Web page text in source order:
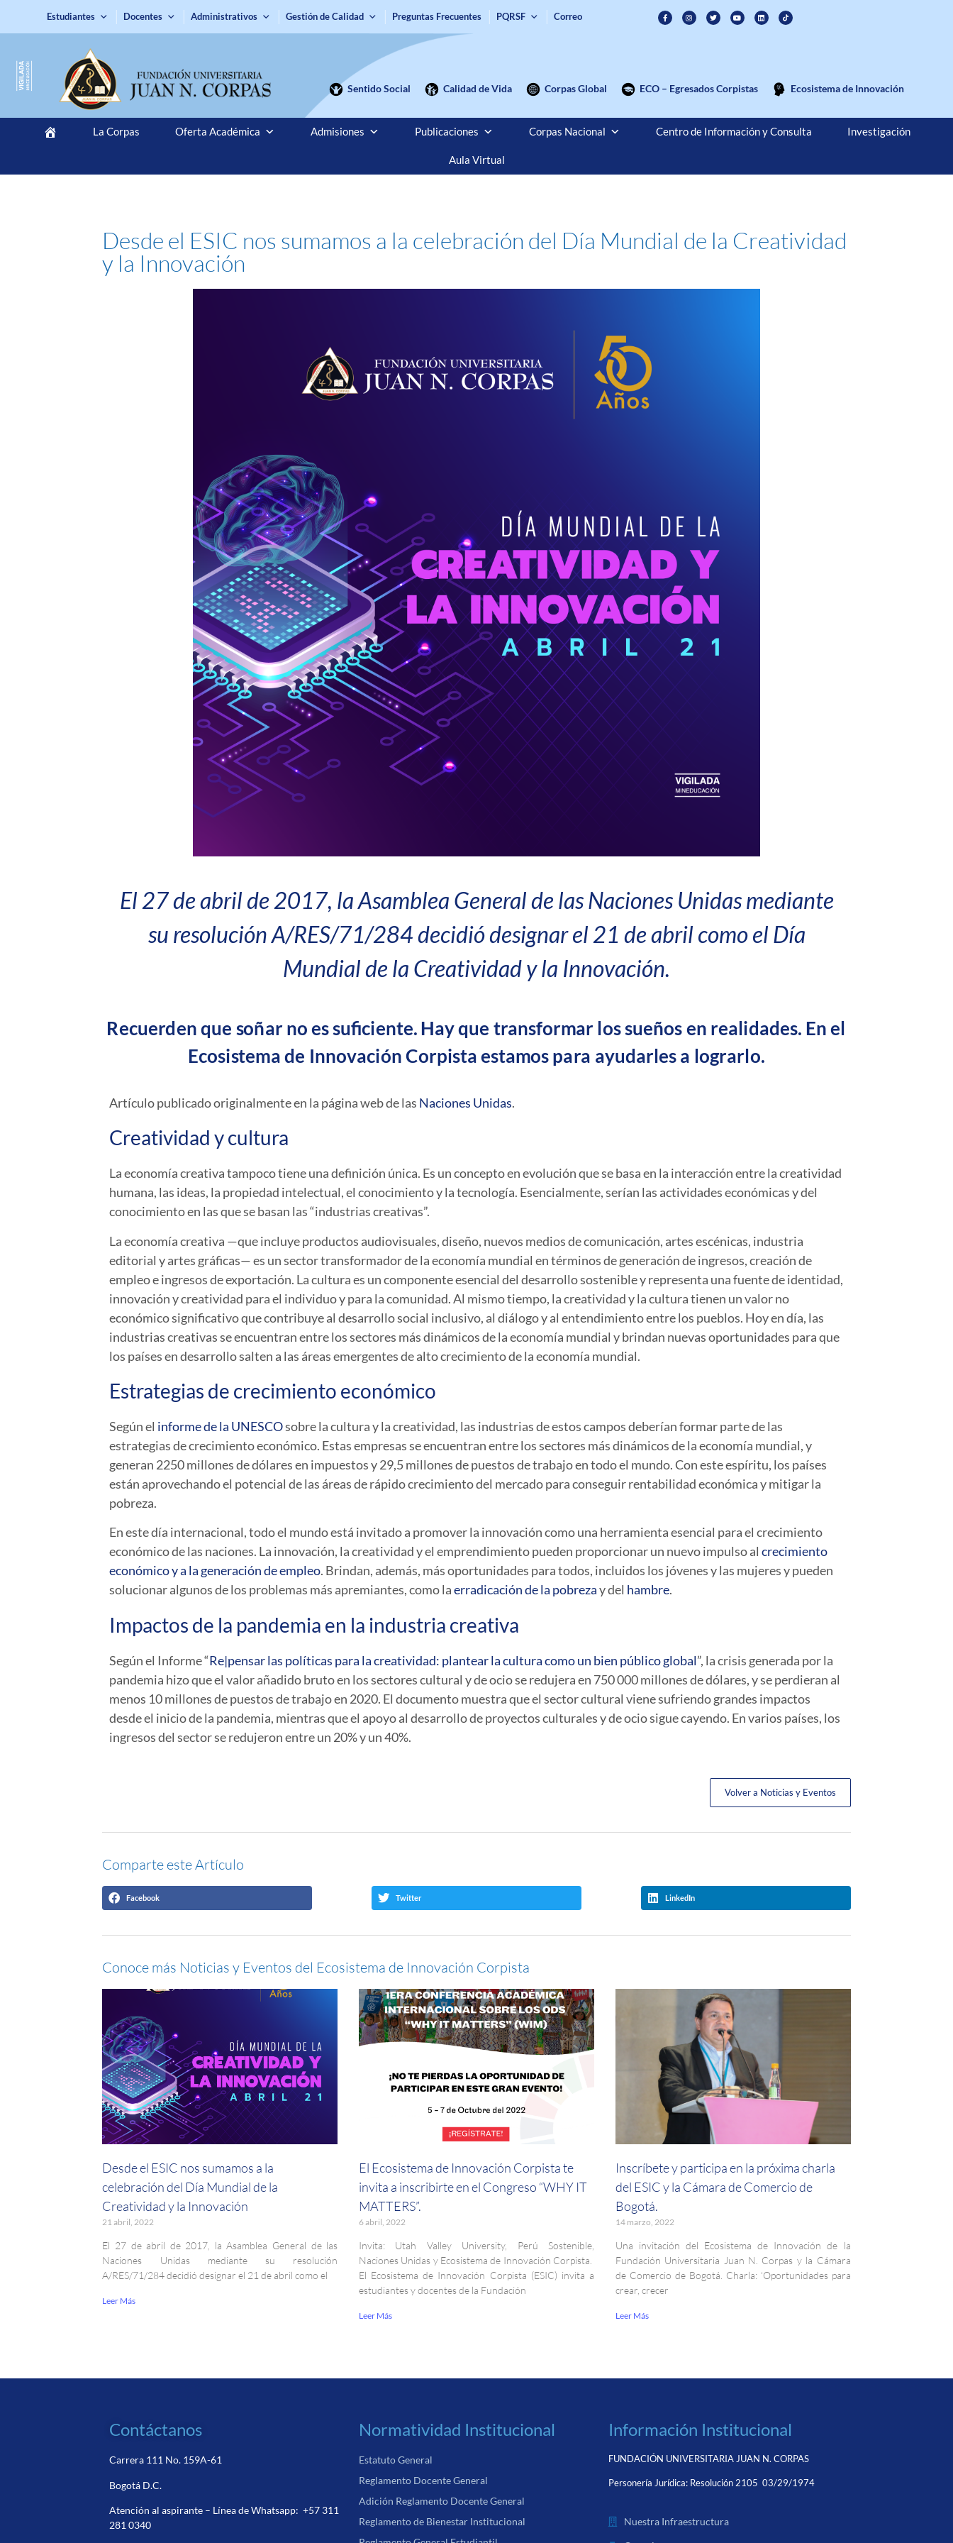
Estudiantes Docentes Administrativos Gestión de Calidad Preguntas Frecuentes PQRSF Correo
Sentido Social Calidad de Vida Corpas Global ECO – Egresados Corpistas Ecosistema de Innovación
La Corpas Oferta Académica Admisiones Publicaciones Corpas Nacional Centro de Información y Consulta Investigación
Aula Virtual
Desde el ESIC nos sumamos a la celebración del Día Mundial de la Creatividad
y la Innovación
El 27 de abril de 2017, la Asamblea General de las Naciones Unidas mediante
su resolución A/RES/71/284 decidió designar el 21 de abril como el Día
Mundial de la Creatividad y la Innovación.
Recuerden que soñar no es suficiente. Hay que transformar los sueños en realidades. En el
Ecosistema de Innovación Corpista estamos para ayudarles a lograrlo.
Artículo publicado originalmente en la página web de las Naciones Unidas.
Creatividad y cultura
La economía creativa tampoco tiene una definición única. Es un concepto en evolución que se basa en la interacción entre la creatividad
humana, las ideas, la propiedad intelectual, el conocimiento y la tecnología. Esencialmente, serían las actividades económicas y del
conocimiento en las que se basan las “industrias creativas”.
La economía creativa —que incluye productos audiovisuales, diseño, nuevos medios de comunicación, artes escénicas, industria
editorial y artes gráficas— es un sector transformador de la economía mundial en términos de generación de ingresos, creación de
empleo e ingresos de exportación. La cultura es un componente esencial del desarrollo sostenible y representa una fuente de identidad,
innovación y creatividad para el individuo y para la comunidad. Al mismo tiempo, la creatividad y la cultura tienen un valor no
económico significativo que contribuye al desarrollo social inclusivo, al diálogo y al entendimiento entre los pueblos. Hoy en día, las
industrias creativas se encuentran entre los sectores más dinámicos de la economía mundial y brindan nuevas oportunidades para que
los países en desarrollo salten a las áreas emergentes de alto crecimiento de la economía mundial.
Estrategias de crecimiento económico
Según el informe de la UNESCOsobre la cultura y la creatividad, las industrias de estos campos deberían formar parte de las
estrategias de crecimiento económico. Estas empresas se encuentran entre los sectores más dinámicos de la economía mundial, y
generan 2250 millones de dólares en impuestos y 29,5 millones de puestos de trabajo en todo el mundo. Con este espíritu, los países
están aprovechando el potencial de las áreas de rápido crecimiento del mercado para conseguir rentabilidad económica y mitigar la
pobreza.
En este día internacional, todo el mundo está invitado a promover la innovación como una herramienta esencial para el crecimiento
económico de las naciones. La innovación, la creatividad y el emprendimiento pueden proporcionar un nuevo impulso alcrecimiento
económico y a la generación de empleo. Brindan, además, más oportunidades para todos, incluidos los jóvenes y las mujeres y pueden
solucionar algunos de los problemas más apremiantes, como laerradicación de la pobrezay del hambre.
Impactos de la pandemia en la industria creativa
Según el Informe “Re|pensar las políticas para la creatividad: plantear la cultura como un bien público global”, la crisis generada por la
pandemia hizo que el valor añadido bruto en los sectores cultural y de ocio se redujera en 750 000 millones de dólares, y se perdieran al
menos 10 millones de puestos de trabajo en 2020. El documento muestra que el sector cultural viene sufriendo grandes impactos
desde el inicio de la pandemia, mientras que el apoyo al desarrollo de proyectos culturales y de ocio sigue cayendo. En varios países, los
ingresos del sector se redujeron entre un 20% y un 40%.
Volver a Noticias y Eventos
Comparte este Artículo
Facebook Twitter LinkedIn
Conoce más Noticias y Eventos del Ecosistema de Innovación Corpista
Desde el ESIC nos sumamos a la
celebración del Día Mundial de la
Creatividad y la Innovación
21 abril, 2022
El 27 de abril de 2017, la Asamblea General de las
Naciones Unidas mediante su resolución
A/RES/71/284 decidió designar el 21 de abril como el
Leer Más
El Ecosistema de Innovación Corpista te
invita a inscribirte en el Congreso “WHY IT
MATTERS”.
6 abril, 2022
Invita: Utah Valley University, Perú Sostenible,
Naciones Unidas y Ecosistema de Innovación Corpista.
El Ecosistema de Innovación Corpista (ESIC) invita a
estudiantes y docentes de la Fundación
Leer Más
Inscríbete y participa en la próxima charla
del ESIC y la Cámara de Comercio de
Bogotá.
14 marzo, 2022
Una invitación del Ecosistema de Innovación de la
Fundación Universitaria Juan N. Corpas y la Cámara
de Comercio de Bogotá. Charla: ‘Oportunidades para
crear, crecer
Leer Más
Contáctanos
Carrera 111 No. 159A-61
Bogotá D.C.
Atención al aspirante – Línea de Whatsapp:+57 311
281 0340
Normatividad Institucional
Estatuto General
Reglamento Docente General
Adición Reglamento Docente General
Reglamento de Bienestar Institucional
Información Institucional
FUNDACIÓN UNIVERSITARIA JUAN N. CORPAS
Personería Jurídica: Resolución 2105 03/29/1974
Nuestra Infraestructura